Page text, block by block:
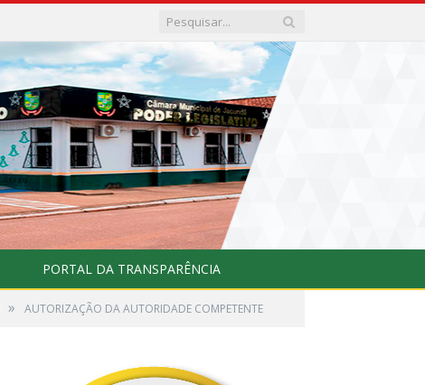
PORTAL DA TRANSPARÊNCIA
» AUTORIZAÇÃO DA AUTORIDADE COMPETENTE